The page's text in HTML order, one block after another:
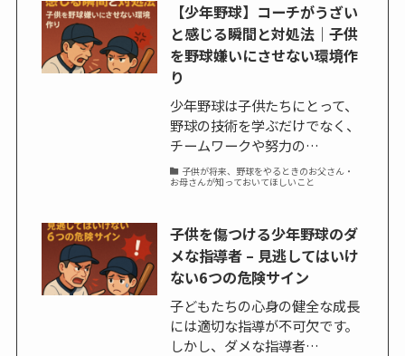
【少年野球】コーチがうざい
と感じる瞬間と対処法｜子供
を野球嫌いにさせない環境作
り
少年野球は子供たちにとって、
野球の技術を学ぶだけでなく、
チームワークや努力の…
子供が将来、野球をやるときのお父さん・
お母さんが知っておいてほしいこと
子供を傷つける少年野球のダ
メな指導者 – 見逃してはいけ
ない6つの危険サイン
子どもたちの心身の健全な成長
には適切な指導が不可欠です。
しかし、ダメな指導者…